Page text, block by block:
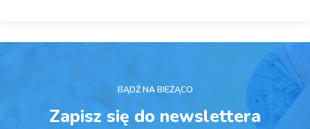
BĄDŹ NA BIEŻĄCO
Zapisz się do newslettera